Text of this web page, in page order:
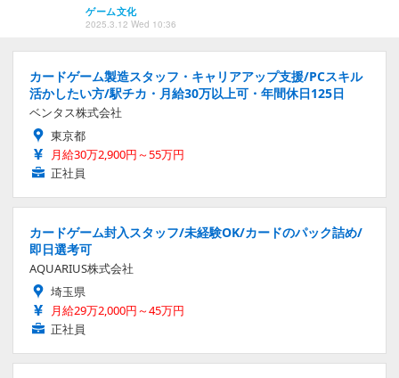
ゲーム文化
2025.3.12 Wed 10:36
カードゲーム製造スタッフ・キャリアアップ支援/PCスキル
活かしたい方/駅チカ・月給30万以上可・年間休日125日
ベンタス株式会社
東京都
月給30万2,900円～55万円
正社員
カードゲーム封入スタッフ/未経験OK/カードのパック詰め/
即日選考可
AQUARIUS株式会社
埼玉県
月給29万2,000円～45万円
正社員